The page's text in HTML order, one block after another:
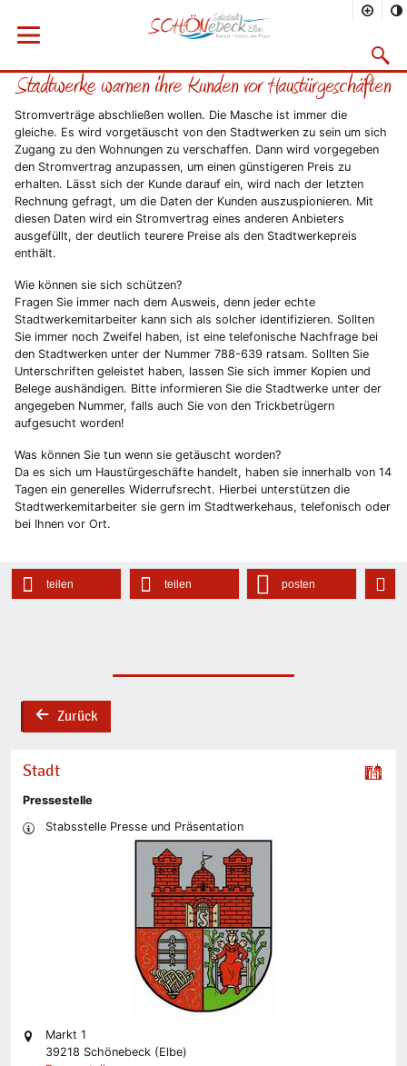
Menü öffnen
Vorheriges Bild
Startseite
Rathaus
Aktuelles 2011
Stadtwerke warnen ihre Kunden vor Haustürgeschäften
Stromverträge abschließen wollen. Die Masche ist immer die
gleiche. Es wird vorgetäuscht von den Stadtwerken zu sein um sich
Zugang zu den Wohnungen zu verschaffen. Dann wird vorgegeben
den Stromvertrag anzupassen, um einen günstigeren Preis zu
erhalten. Lässt sich der Kunde darauf ein, wird nach der letzten
Rechnung gefragt, um die Daten der Kunden auszuspionieren. Mit
diesen Daten wird ein Stromvertrag eines anderen Anbieters
ausgefüllt, der deutlich teurere Preise als den Stadtwerkepreis
enthält.
Wie können sie sich schützen?
Fragen Sie immer nach dem Ausweis, denn jeder echte
Stadtwerkemitarbeiter kann sich als solcher identifizieren. Sollten
Sie immer noch Zweifel haben, ist eine telefonische Nachfrage bei
den Stadtwerken unter der Nummer 788-639 ratsam. Sollten Sie
Unterschriften geleistet haben, lassen Sie sich immer Kopien und
Belege aushändigen. Bitte informieren Sie die Stadtwerke unter der
angegeben Nummer, falls auch Sie von den Trickbetrügern
aufgesucht worden!
Was können Sie tun wenn sie getäuscht worden?
Da es sich um Haustürgeschäfte handelt, haben sie innerhalb von 14
Tagen ein generelles Widerrufsrecht. Hierbei unterstützen die
Stadtwerkemitarbeiter sie gern im Stadtwerkehaus, telefonisch oder
bei Ihnen vor Ort.
teilen teilen posten
backZurück
Stadt
Pressestelle
Stabsstelle Presse und Präsentation
Markt 1
39218 Schönebeck (Elbe)